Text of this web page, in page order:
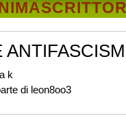
k
di leon8oo3